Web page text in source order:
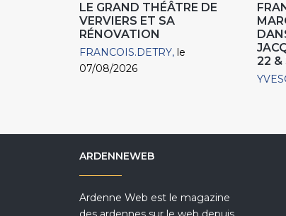
LE GRAND THÉÂTRE DE
VERVIERS ET SA
RÉNOVATION
FRANCOIS.DETRY le
07/08/2026
22 &
ARDENNEWEB
Ardenne Web est le magazine